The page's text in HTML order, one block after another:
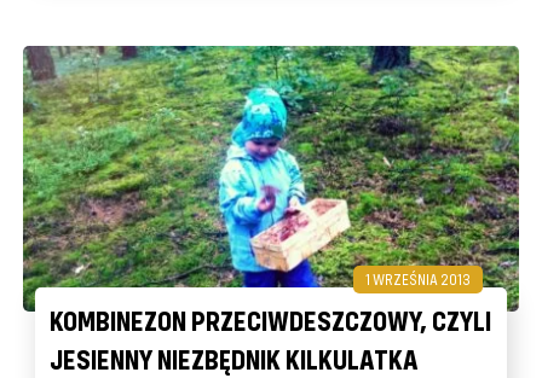
1 WRZEŚNIA 2013
KOMBINEZON PRZECIWDESZCZOWY, CZYLI
JESIENNY NIEZBĘDNIK KILKULATKA